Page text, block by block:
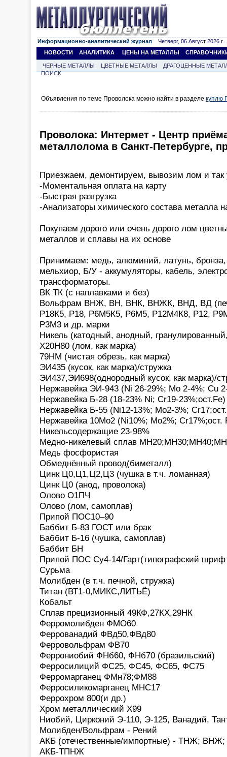
Информационно-аналитический журнал Четверг, 06 Август 2026 г.
НОВОСТИ
АНАЛИТИКА ЦЕНЫ НА МЕТАЛЛЫ
ЧЕРНЫЕ МЕТАЛЛЫ ЦВЕТНЫЕ МЕТАЛЛЫ
ДРАГОЦЕННЫЕ
ПОИСК
Объявления по теме Проволока можно найти в разделе куплю
Проволока: Интермет - Центр
металлолома в Санкт-Петербурге,
Приезжаем, демонтируем, вывозим лом и так
-Моментальная оплата на карту
-Быстрая разгрузка
-Анализаторы химического состава металла
Покупаем дорого или очень дорого лом
металлов и сплавы на их основе
Принимаем: медь, алюминий, латунь,
мельхиор, Б/У - аккумуляторы, кабель,
трансформаторы.
ВК ТК (с наплавками и без)
Вольфрам ВНЖ, ВН, ВНК, ВНЖК, ВНД, ВД
Р18К5, Р18, Р6М5К5, Р6М5, Р12М4К8, Р12,
Р3М3 и др. марки
Никель (катодный, анодный,
Х20Н80 (лом, как марка)
79НМ (чистая обрезь, как марка)
ЭИ435 (кусок, как марка)/стружка
ЭИ437,ЭИ698(однородный кусок, как марка)/
Нержавейка ЭИ-943 (Ni 26-29%; Мо 2-4%; Cu
Нержавейка Б-28 (18-23% Ni; Cr19-23%;ост.Fe)
Нержавейка Б-55 (Ni12-13%; Мо2-3%;
Нержавейка 10Мо2 (Ni10%; Мо2%; Cr17%;ост.
Никельсодержащие 23-98%
Медно-никелевый сплав
Медь фосфористая
Обмеднённый провод(биметалл)
Цинк Ц0,Ц1,Ц2,Ц3 (чушка в т.ч. ломанная)
Цинк Ц0 (анод, проволока)
Олово О1ПЧ
Олово (лом, самоплав)
Припой ПОС10–90
Баббит Б-83 ГОСТ или брак
Баббит Б-16 (чушка, самоплав)
Баббит БН
Припой ПОС Су4-14/Гарт(типографский
Сурьма
Молибден (в т.ч. печной, стружка)
Титан (ВТ1-0,МИКС,ЛИТЬЁ)
Кобальт
Сплав прецизионный 49КФ,27КХ,29НК
Ферромолибден ФМО60
Феррованадий ФВд50,ФВд80
Ферровольфрам ФВ70
Феррониобий ФНб60, ФНб70 (бразильский)
Ферросилиций ФС25, ФС45, ФС65, ФС75
Ферромарганец ФМн78;ФМ88
Ферросиликомарганец МНС17
Феррохром 800(и др.)
Хром металлический Х99
Ниобий, Цирконий Э-110, Э-125, Ванадий,
Молибден/Вольфрам - Рений
АКБ (отечественные/импортные) - ТНЖ;
АКБ-ТПНЖ